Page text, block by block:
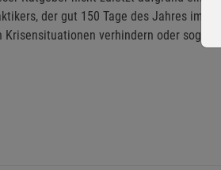
der gut 150 Tage des Jahres im
verhindern oder sogar